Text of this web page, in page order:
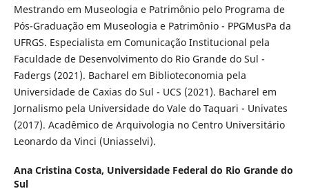
Mestrando em Museologia e Patrimônio pelo Programa de
Pós-Graduação em Museologia e Patrimônio - PPGMusPa da
UFRGS. Especialista em Comunicação Institucional pela
Faculdade de Desenvolvimento do Rio Grande do Sul -
Fadergs (2021). Bacharel em Biblioteconomia pela
Universidade de Caxias do Sul - UCS (2021). Bacharel em
Jornalismo pela Universidade do Vale do Taquari - Univates
(2017). Acadêmico de Arquivologia no Centro Universitário
Leonardo da Vinci (Uniasselvi).
Ana Cristina Costa, Universidade Federal do Rio Grande do
Sul